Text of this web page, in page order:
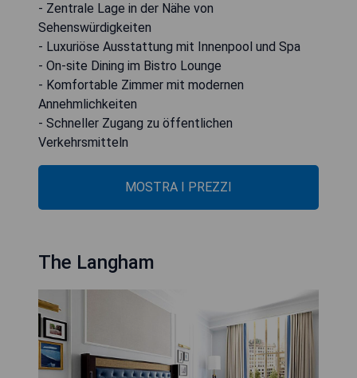
- Zentrale Lage in der Nähe von
Sehenswürdigkeiten
- Luxuriöse Ausstattung mit Innenpool und Spa
- On-site Dining im Bistro Lounge
- Komfortable Zimmer mit modernen
Annehmlichkeiten
- Schneller Zugang zu öffentlichen
Verkehrsmitteln
MOSTRA I PREZZI
The Langham